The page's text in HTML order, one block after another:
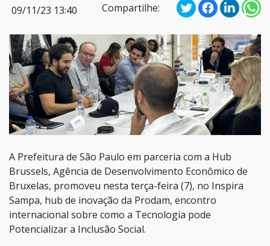
09/11/23 13:40 Compartilhe:
A Prefeitura de São Paulo em parceria com a Hub
Brussels, Agência de Desenvolvimento Econômico de
Bruxelas, promoveu nesta terça-feira (7), no Inspira
Sampa, hub de inovação da Prodam, encontro
internacional sobre como a Tecnologia pode
Potencializar a Inclusão Social.